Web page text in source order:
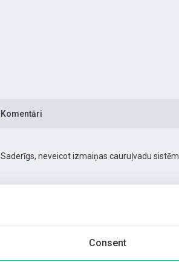
Consent
Komentāri
Saderīgs, neveicot izmaiņas cauruļvadu